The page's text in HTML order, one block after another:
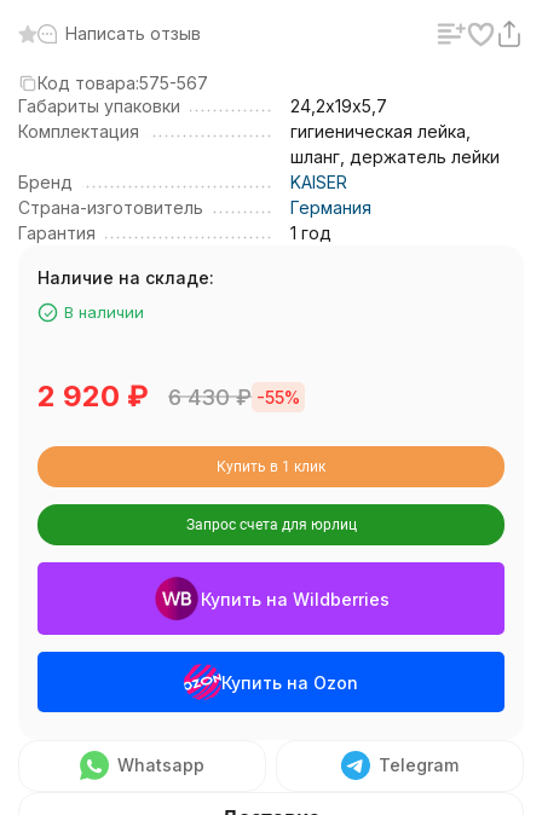
Написать отзыв
Код товара:575-567
Габариты упаковки
24,2х19х5,7
Комплектация
гигиеническая лейка,
шланг, держатель лейки
Бренд
KAISER
Страна-изготовитель
Германия
Гарантия
1 год
Наличие на складе:
В наличии
2 920 ₽ 6 430₽ -55%
Купить в 1 клик
Запрос счета для юрлиц
Купить на Wildberries
Купить на Ozon
Whatsapp Telegram